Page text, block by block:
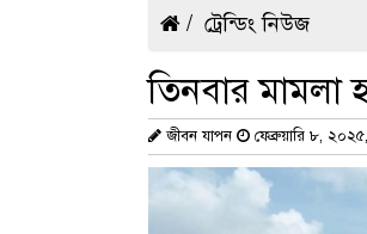
ট্রেন্ডিং নিউজ
তিনবার মামলা
জীবন যাপন ফেব্রুয়ারি ৮,